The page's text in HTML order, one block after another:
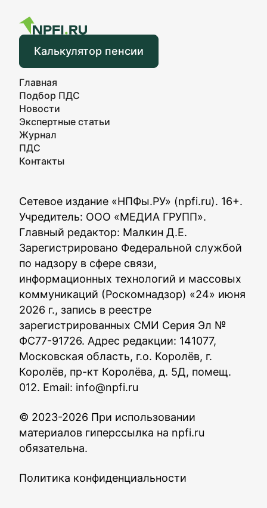
Калькулятор пенсии
Главная
Подбор ПДС
Новости
Экспертные статьи
Журнал
ПДС
Контакты
Сетевое издание «НПФы.РУ» (npfi.ru). 16+.
Учредитель: ООО «МЕДИА ГРУПП».
Главный редактор: Малкин Д.Е.
Зарегистрировано Федеральной службой
по надзору в сфере связи,
информационных технологий и массовых
коммуникаций (Роскомнадзор) «24» июня
2026 г., запись в реестре
зарегистрированных СМИ Серия Эл №
ФС77-91726. Адрес редакции: 141077,
Московская область, г.о. Королёв, г.
Королёв, пр-кт Королёва, д. 5Д, помещ.
012. Email: info@npfi.ru
© 2023-2026 При использовании
материалов гиперссылка на npfi.ru
обязательна.
Политика конфиденциальности